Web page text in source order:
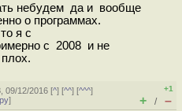
небудем да и вообще
о программах.
я с
с 2008 и не
09/12/2016 [^] [^^] [^^^]
]
+1
+ / –